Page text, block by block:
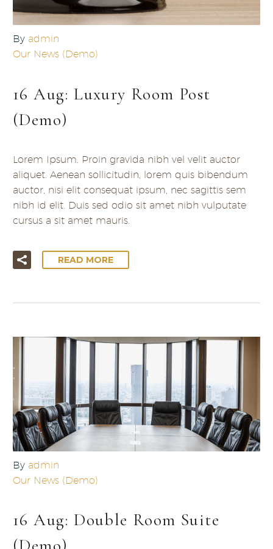
By admin
Our News (Demo)
16 Aug:Luxury Room Post
(Demo)
Lorem Ipsum. Proin gravida nibh vel velit auctor
aliquet. Aenean sollicitudin, lorem quis bibendum
auctor, nisi elit consequat ipsum, nec sagittis sem
nibh id elit. Duis sed odio sit amet nibh vulputate
cursus a sit amet mauris.
READ MORE
By admin
Our News (Demo)
16 Aug:Double Room Suite